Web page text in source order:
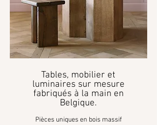
Tables, mobilier et
luminaires sur mesure
fabriqués à la main en
Belgique.
Pièces uniques en bois massif